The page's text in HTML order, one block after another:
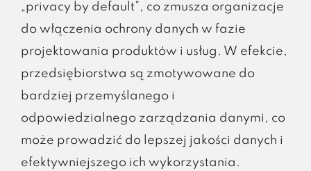
„privacy by default”, co zmusza organizacje
do włączenia ochrony danych w fazie
projektowania produktów i usług. W efekcie,
przedsiębiorstwa są zmotywowane do
bardziej przemyślanego i
odpowiedzialnego zarządzania danymi, co
może prowadzić do lepszej jakości danych i
efektywniejszego ich wykorzystania.